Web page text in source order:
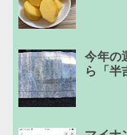
今年の
ら「半